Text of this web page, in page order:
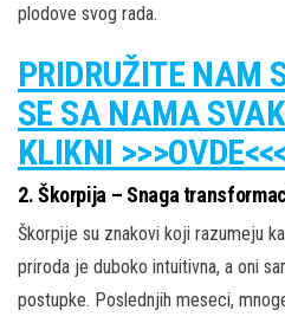
plodove svog rada.
PRIDRUŽITE NAM
SE SA NAMA
KLIKNI
2.Škorpija – Snaga
Škorpije su znakovi koji razumeju
priroda je duboko intuitivna, a oni
postupke. Poslednjih meseci,